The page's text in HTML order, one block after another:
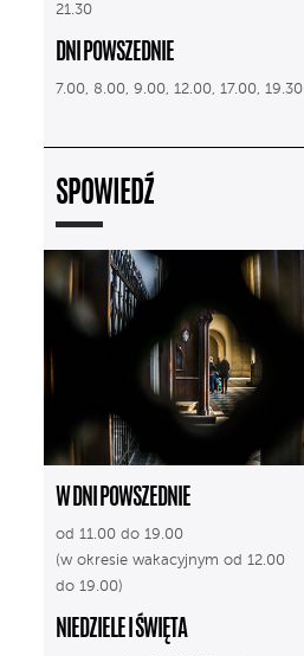
21.30
DNI POWSZEDNIE
7.00, 8.00, 9.00, 12.00, 17.00, 19.30
SPOWIEDŹ
W DNI POWSZEDNIE
od 11.00 do 19.00
(w okresie wakacyjnym od 12.00
do 19.00)
NIEDZIELE I ŚWIĘTA